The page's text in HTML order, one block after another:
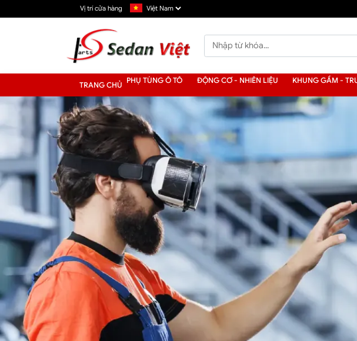
Vị trí cửa hàng
TRANG CHỦ PHỤ TÙNG Ô TÔ ĐỘNG CƠ - NHIÊN LIỆU KHUNG GẦM -